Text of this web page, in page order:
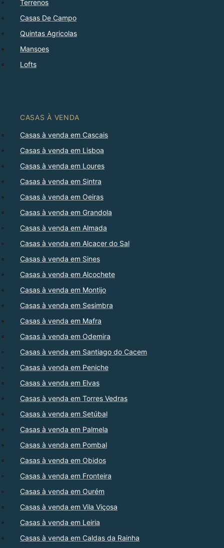
Terrenos
Casas De Campo
Quintas Agricolas
Mansoes
Lofts
CASAS À VENDA
Casas à venda em Cascais
Casas à venda em Lisboa
Casas à venda em Loures
Casas à venda em Sintra
Casas à venda em Oeiras
Casas à venda em Grandola
Casas à venda em Almada
Casas à venda em Alcacer do Sal
Casas à venda em Sines
Casas à venda em Alcochete
Casas à venda em Montijo
Casas à venda em Sesimbra
Casas à venda em Mafra
Casas à venda em Odemira
Casas à venda em Santiago do Cacem
Casas à venda em Peniche
Casas à venda em Elvas
Casas à venda em Torres Vedras
Casas à venda em Setúbal
Casas à venda em Palmela
Casas à venda em Pombal
Casas à venda em Obidos
Casas à venda em Fronteira
Casas à venda em Ourém
Casas à venda em Vila Viçosa
Casas à venda em Leiria
Casas à venda em Caldas da Rainha